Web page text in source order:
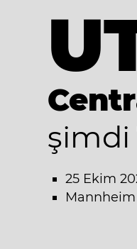
şimdi
25 Ekim
Mannheim